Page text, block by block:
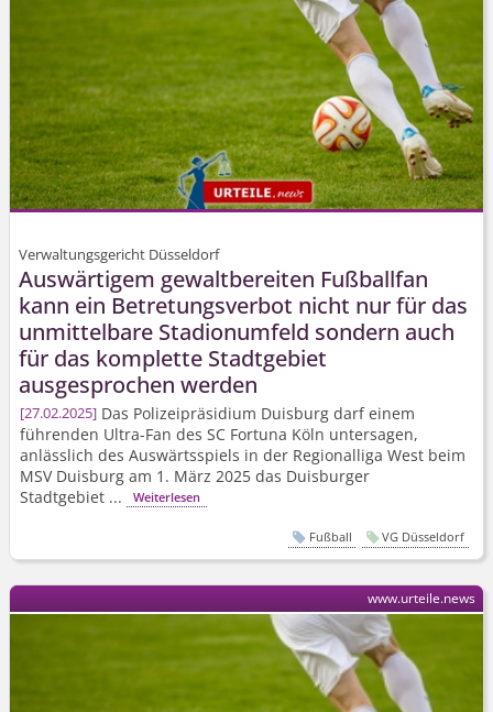
Verwaltungsgericht Düsseldorf
Auswärtigem gewaltbereiten Fußballfan
kann ein Betretungsverbot nicht nur für das
unmittelbare Stadionumfeld sondern auch
für das komplette Stadtgebiet
ausgesprochen werden
27.02.2025 Das Polizeipräsidium Duisburg darf einem
führenden Ultra-Fan des SC Fortuna Köln untersagen,
anlässlich des Auswärtsspiels in der Regionalliga West beim
MSV Duisburg am 1. März 2025 das Duisburger
Stadtgebiet ...
Weiterlesen
Fußball VG Düsseldorf
www.urteile.news